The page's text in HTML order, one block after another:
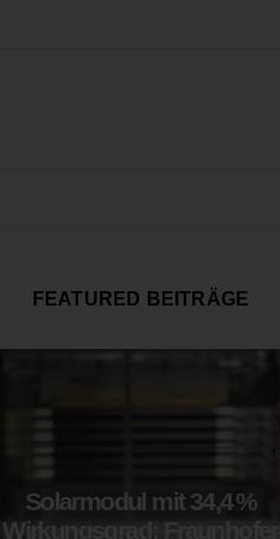
FEATURED BEITRÄGE
Solarmodul mit 34,4 %
Wirkungsgrad: Fraunhofer